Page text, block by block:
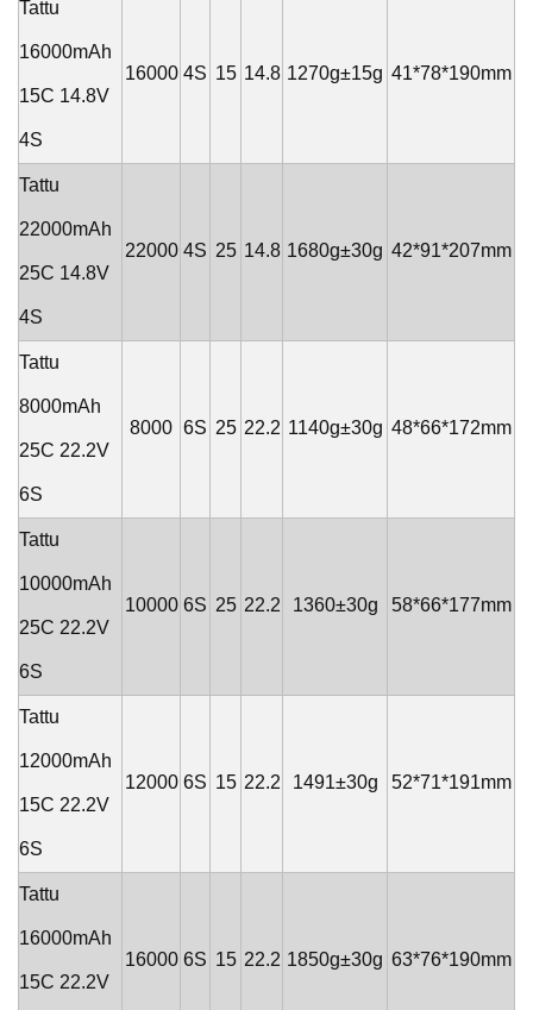
Tattu
16000mAh
15C 14.8V
4S
16000 4S 15 14.8 1270g±15g 41*78*190mm
Tattu
22000mAh
25C 14.8V
4S
22000 4S 25 14.8 1680g±30g 42*91*207mm
Tattu
8000mAh
25C 22.2V
6S
8000 6S 25 22.2 1140g±30g 48*66*172mm
Tattu
10000mAh
25C 22.2V
6S
10000 6S 25 22.2 1360±30g 58*66*177mm
Tattu
12000mAh
15C 22.2V
6S
12000 6S 15 22.2 1491±30g 52*71*191mm
Tattu
16000mAh
15C 22.2V
16000 6S 15 22.2 1850g±30g 63*76*190mm